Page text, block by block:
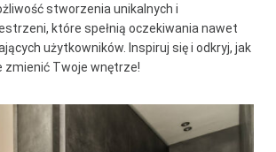
stworzenia unikalnych i
które spełnią oczekiwania nawet
użytkowników. Inspiruj się i odkryj, jak
Twoje wnętrze!